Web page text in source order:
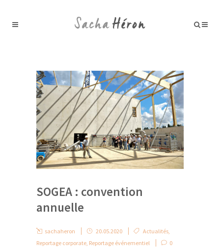
SOGEA : convention
annuelle
sachaheron 20.05.2020 Actualités
Reportage corporate Reportage événementiel
0